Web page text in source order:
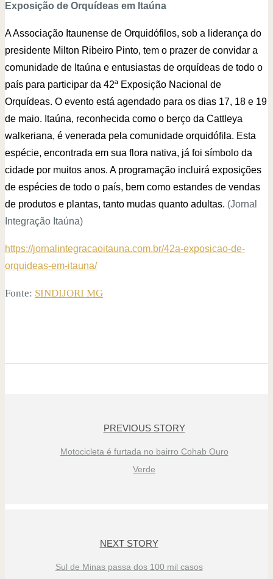
Exposição de Orquídeas em Itaúna
A Associação Itaunense de Orquidófilos, sob a liderança do
presidente Milton Ribeiro Pinto, tem o prazer de convidar a
comunidade de Itaúna e entusiastas de orquídeas de todo o
país para participar da 42ª Exposição Nacional de
Orquídeas. O evento está agendado para os dias 17, 18 e 19
de maio. Itaúna, reconhecida como o berço da Cattleya
walkeriana, é venerada pela comunidade orquidófila. Esta
espécie, encontrada em sua flora nativa, já foi símbolo da
cidade por muitos anos. A programação incluirá exposições
de espécies de todo o país, bem como estandes de vendas
de produtos e plantas, tanto mudas quanto adultas. (Jornal
Integração Itaúna)
https://jornalintegracaoitauna.com.br/42a-exposicao-de-
orquideas-em-itauna/
Fonte: SINDIJORI MG
PREVIOUS STORY
Motocicleta é furtada no bairro Cohab Ouro
Verde
NEXT STORY
Sul de Minas passa dos 100 mil casos